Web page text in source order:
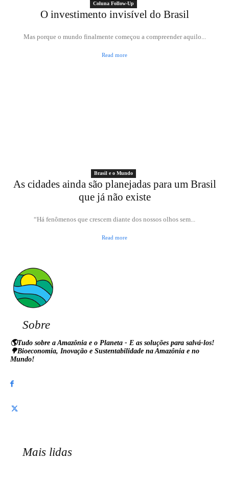
Coluna Follow-Up
O investimento invisível do Brasil
Mas porque o mundo finalmente começou a compreender aquilo...
Read more
Brasil e o Mundo
As cidades ainda são planejadas para um Brasil
que já não existe
“Há fenômenos que crescem diante dos nossos olhos sem...
Read more
Sobre
🌎Tudo sobre a Amazônia e o Planeta - E as soluções para salvá-los!
🌳Bioeconomia, Inovação e Sustentabilidade na Amazônia e no
Mundo!
Mais lidas